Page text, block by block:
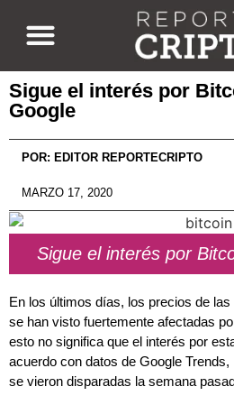
Sigue el interés por
Google
POR: EDITOR REPORTECRIPTO
MARZO 17, 2020
Sigue el interés por
En los últimos días, los precios de
se han visto fuertemente afectadas
esto no significa que el interés por
acuerdo con datos de Google
se vieron disparadas la semana